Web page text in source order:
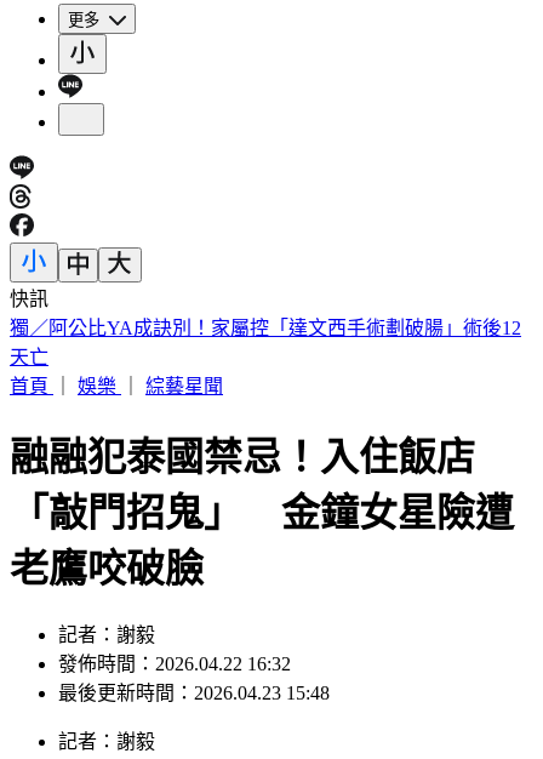
更多
快訊
BLACKPINK慶10週年！Jisoo哭了 Lisa發聲
首頁
融融犯泰國禁忌！入住飯店
「敲門招鬼」 金鐘女星險遭
老鷹咬破臉
發佈時間：2026.04.22 16:32
最後更新時間：2026.04.23 15:48
發佈時間：